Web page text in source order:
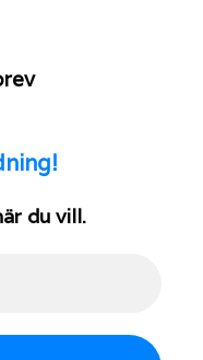
du vill.